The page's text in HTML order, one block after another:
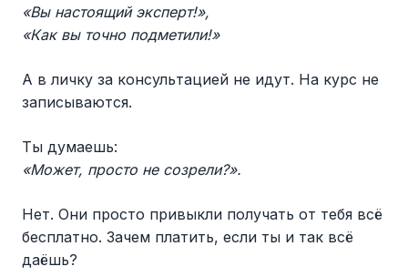
«Вы настоящий эксперт!»,
«Как вы точно подметили!»
А в личку за консультацией не идут. На курс не
записываются.
Ты думаешь:
«Может, просто не созрели?».
Нет. Они просто привыкли получать от тебя всё
бесплатно. Зачем платить, если ты и так всё
даёшь?